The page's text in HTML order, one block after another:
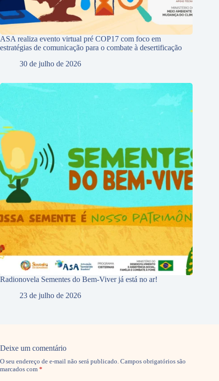
ASA realiza evento virtual pré COP17 com foco em
estratégias de comunicação para o combate à desertificação
30 de julho de 2026
Radionovela Sementes do Bem-Viver já está no ar!
23 de julho de 2026
Deixe um comentário
O seu endereço de e-mail não será publicado. Campos obrigatórios são
marcados com *